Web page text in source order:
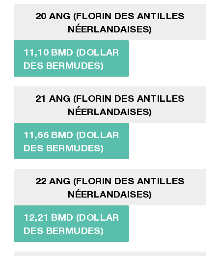
20 ANG (FLORIN DES ANTILLES
NÉERLANDAISES)
11,10 BMD (DOLLAR
DES BERMUDES)
21 ANG (FLORIN DES ANTILLES
NÉERLANDAISES)
11,66 BMD (DOLLAR
DES BERMUDES)
22 ANG (FLORIN DES ANTILLES
NÉERLANDAISES)
12,21 BMD (DOLLAR
DES BERMUDES)